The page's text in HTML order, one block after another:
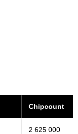
Chipcount
2 625 000